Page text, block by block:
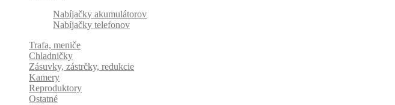
Nabíjačky akumulátorov
Nabíjačky telefonov
Trafa, meniče
Chladničky
Zásuvky, zástrčky, redukcie
Kamery
Reproduktory
Ostatné